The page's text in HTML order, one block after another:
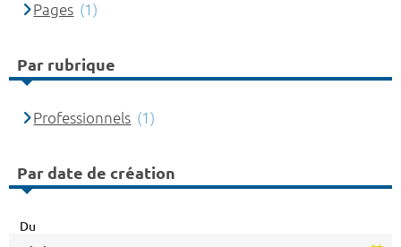
Pages (1)
Par rubrique
Professionnels (1)
Par date de création
Du